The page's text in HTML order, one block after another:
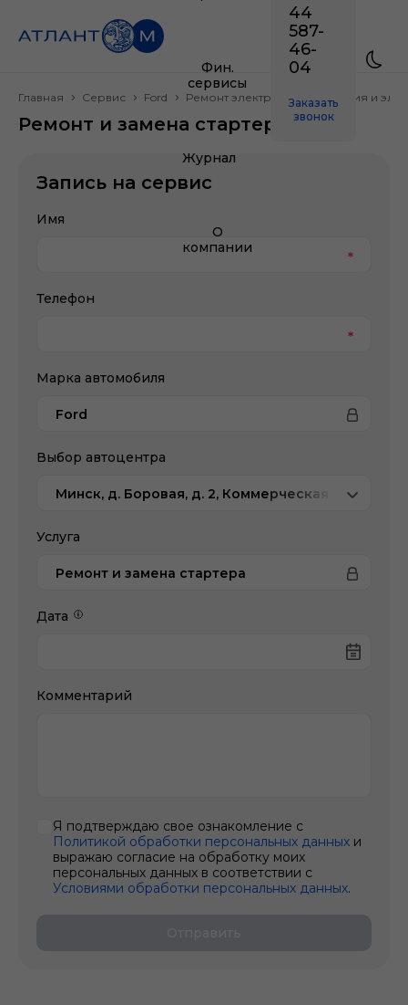
Фин.
сервисы
Журнал
О
компании
44
587-
46-
04
Заказать
звонок
Главная Сервис Ford Ремонт электрооборудования и
Ремонт и замена стартера Ford
Запись на сервис
Имя
Телефон
Марка автомобиля
Ford
Выбор автоцентра
Минск, д. Боровая, д. 2, Коммерческая техника
Услуга
Ремонт и замена стартера
Дата
Комментарий
Я подтверждаю свое ознакомление с
Политикой обработки персональных данных и
выражаю согласие на обработку моих
персональных данных в соответствии с
Условиями обработки персональных данных.